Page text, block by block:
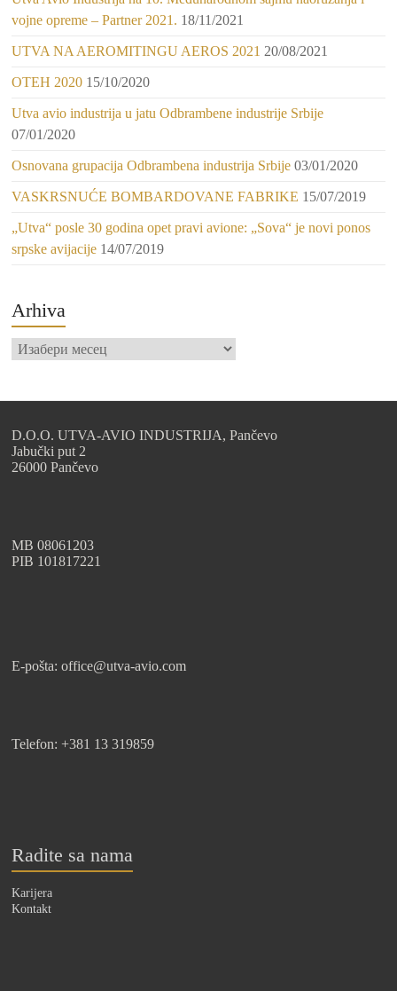
vojne opreme – Partner 2021. 18/11/2021
UTVA NA AEROMITINGU AEROS 2021 20/08/2021
OTEH 2020 15/10/2020
Utva avio industrija u jatu Odbrambene industrije Srbije
07/01/2020
Osnovana grupacija Odbrambena industrija Srbije 03/01/2020
VASKRSNUĆE BOMBARDOVANE FABRIKE 15/07/2019
„Utva“ posle 30 godina opet pravi avione: „Sova“ je novi ponos
srpske avijacije 14/07/2019
Arhiva
Arhiva
D.O.O. UTVA-AVIO INDUSTRIJA, Pančevo
Jabučki put 2
26000 Pančevo
МB 08061203
PIB 101817221
E-pošta: office@utva-avio.com
Telefon: +381 13 319859
Radite sa nama
Karijera
Kontakt